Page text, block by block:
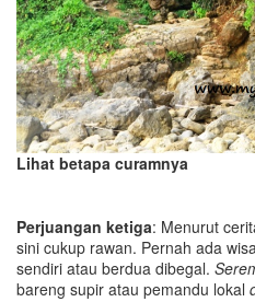
Lihat betapa curamnya
Perjuangan ketiga: Menurut
sini cukup rawan. Pernah ada
sendiri atau berdua dibegal.
bareng supir atau pemandu lokal